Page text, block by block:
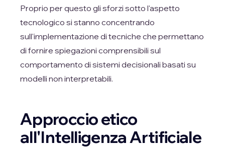
Proprio per questo gli sforzi sotto l'aspetto
tecnologico si stanno concentrando
sull'implementazione di tecniche che permettano
di fornire spiegazioni comprensibili sul
comportamento di sistemi decisionali basati su
modelli non interpretabili.
Approccio etico
all'Intelligenza Artificiale